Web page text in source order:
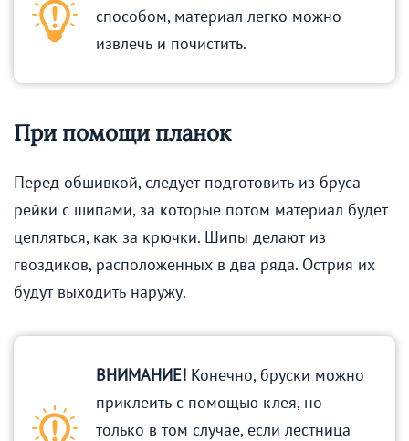
способом, материал легко можно
извлечь и почистить.
При помощи планок
Перед обшивкой, следует подготовить из бруса
рейки с шипами, за которые потом материал будет
цепляться, как за крючки. Шипы делают из
гвоздиков, расположенных в два ряда. Острия их
будут выходить наружу.
ВНИМАНИЕ! Конечно, бруски можно
приклеить с помощью клея, но
только в том случае, если лестница